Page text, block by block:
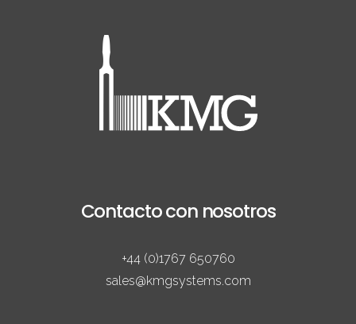
Contacto con nosotros
+44 (0)1767 650760
sales@kmgsystems.com